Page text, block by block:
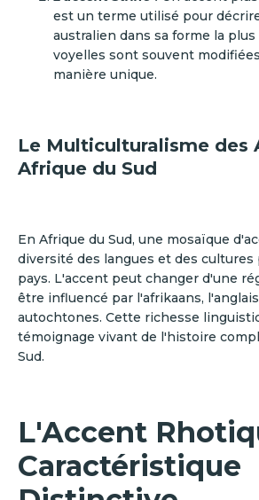
est un terme utilisé pour
australien dans sa forme la
voyelles sont souvent
manière unique.
Le Multiculturalisme des
Afrique du Sud
En Afrique du Sud, une mosaïque
diversité des langues et des cultures
pays. L'accent peut changer d'une
être influencé par l'afrikaans,
autochtones. Cette richesse
témoignage vivant de l'histoire
Sud.
L'Accent
Caractéristique